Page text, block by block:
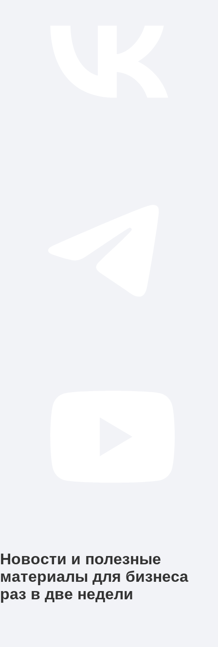
Новости и полезные
материалы для бизнеса
раз в две недели